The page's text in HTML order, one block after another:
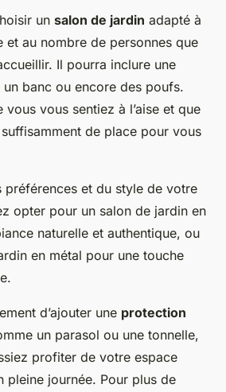
un salon de jardin adapté à
et au nombre de personnes que
Il pourra inclure une
banc ou encore des poufs.
vous vous sentiez à l’aise et que
de place pour vous
préférences et du style de votre
opter pour un salon de jardin en
naturelle et authentique, ou
en métal pour une touche
d’ajouter une protection
un parasol ou une tonnelle,
profiter de votre espace
pleine journée. Pour plus de